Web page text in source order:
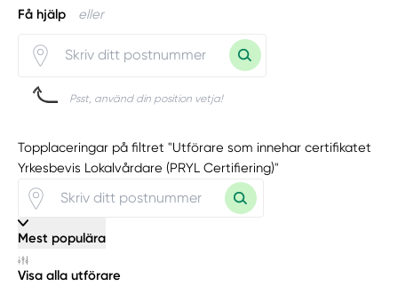
Få hjälp eller
Psst, använd din position vetja!
Topplaceringar på filtret "Utförare som innehar certifikatet
Yrkesbevis Lokalvårdare (PRYL Certifiering)"
Mest populära
Visa alla utförare